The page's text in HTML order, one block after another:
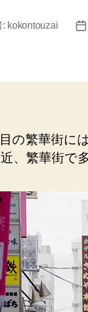
: kokontouzai
投
目の繁華街
、繁華街で